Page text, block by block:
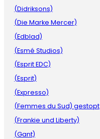
(Didriksons)
(Die Marke Mercer)
(Edblad)
(Esmé Studios)
(Esprit EDC)
(Esprit)
(Expresso)
(Femmes du Sud) gestopt
(Frankie und Liberty)
(Gant)